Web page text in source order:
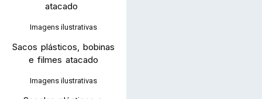
atacado
Imagens ilustrativas
Sacos plásticos, bobinas
e filmes atacado
Imagens ilustrativas